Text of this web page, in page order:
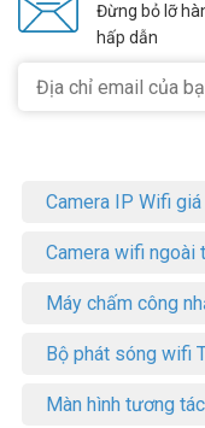
Đừng bỏ lỡ
hấp dẫn
Camera IP Wifi giá
Camera wifi ngoài
Máy chấm công
Bộ phát sóng wifi
Màn hình tương